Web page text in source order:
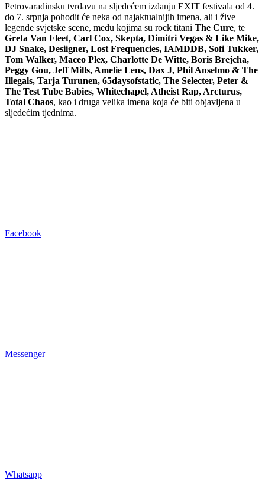
Petrovaradinsku tvrđavu na sljedećem izdanju EXIT festivala od 4.
do 7. srpnja pohodit će neka od najaktualnijih imena, ali i žive
legende svjetske scene, među kojima su rock titani The Cure, te
Greta Van Fleet, Carl Cox, Skepta, Dimitri Vegas & Like Mike,
DJ Snake, Desiigner, Lost Frequencies, IAMDDB, Sofi Tukker,
Tom Walker, Maceo Plex, Charlotte De Witte, Boris Brejcha,
Peggy Gou, Jeff Mills, Amelie Lens, Dax J, Phil Anselmo & The
Illegals, Tarja Turunen, 65daysofstatic, The Selecter, Peter &
The Test Tube Babies, Whitechapel, Atheist Rap, Arcturus,
Total Chaos, kao i druga velika imena koja će biti objavljena u
sljedećim tjednima.
Facebook
Messenger
Whatsapp